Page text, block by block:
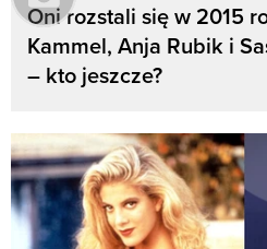
Oni rozstali się w 2015
Kammel, Anja Rubik i
– kto jeszcze?